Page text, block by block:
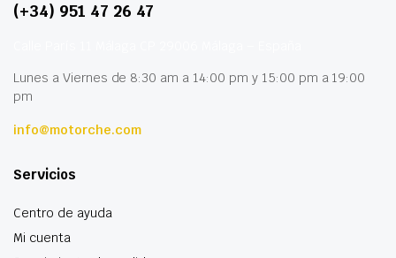
(+34) 951 47 26 47
Lunes a Viernes de 8:30 am a 14:00 pm y 15:00 pm a 19:00
pm
info@motorche.com
Servicios
Centro de ayuda
Mi cuenta